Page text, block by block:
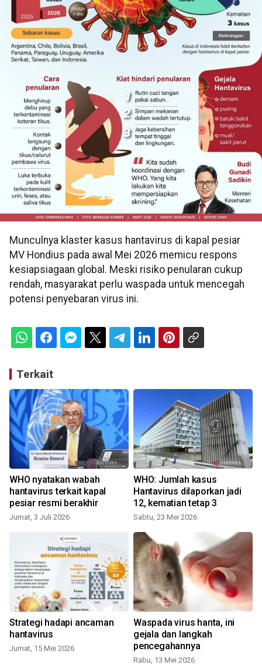
Munculnya klaster kasus hantavirus di kapal pesiar
MV Hondius pada awal Mei 2026 memicu respons
kesiapsiagaan global. Meski risiko penularan cukup
rendah, masyarakat perlu waspada untuk mencegah
potensi penyebaran virus ini.
Terkait
WHO nyatakan wabah
hantavirus terkait kapal
pesiar resmi berakhir
Jumat, 3 Juli 2026
WHO: Jumlah kasus
Hantavirus dilaporkan jadi
12, kematian tetap 3
Sabtu, 23 Mei 2026
Strategi hadapi ancaman
hantavirus
Jumat, 15 Mei 2026
Waspada virus hanta, ini
gejala dan langkah
pencegahannya
Rabu, 13 Mei 2026